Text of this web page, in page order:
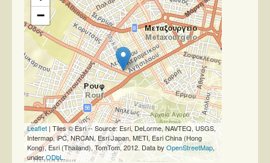
−
Leaflet | Tiles © Esri -- Source: Esri, DeLorme, NAVTEQ, USGS,
Intermap, iPC, NRCAN, Esri Japan, METI, Esri China (Hong
Kong), Esri (Thailand), TomTom, 2012. Data by OpenStreetMap,
underODbL .